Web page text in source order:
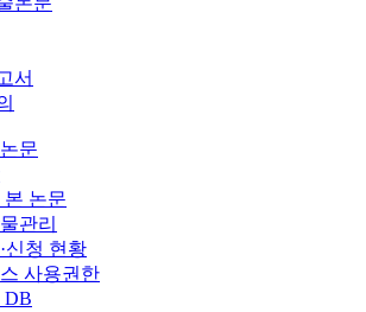
서
문
본 논문
관리
신청 현황
사용권한
DB